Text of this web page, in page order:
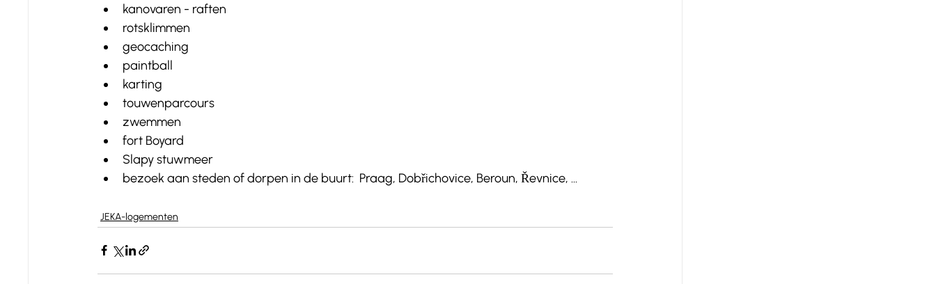
kanovaren - raften
rotsklimmen
geocaching
paintball
karting
touwenparcours
zwemmen
fort Boyard
Slapy stuwmeer
bezoek aan steden of dorpen in de buurt:  Praag, Dobřichovice, Beroun, Řevnice, ...
JEKA-logementen